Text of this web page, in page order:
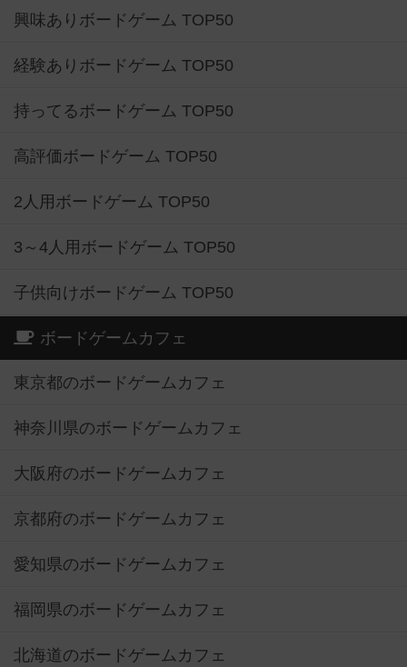
興味ありボードゲーム TOP50
経験ありボードゲーム TOP50
持ってるボードゲーム TOP50
高評価ボードゲーム TOP50
2人用ボードゲーム TOP50
3～4人用ボードゲーム TOP50
子供向けボードゲーム TOP50
ボードゲームカフェ
東京都のボードゲームカフェ
神奈川県のボードゲームカフェ
大阪府のボードゲームカフェ
京都府のボードゲームカフェ
愛知県のボードゲームカフェ
福岡県のボードゲームカフェ
北海道のボードゲームカフェ